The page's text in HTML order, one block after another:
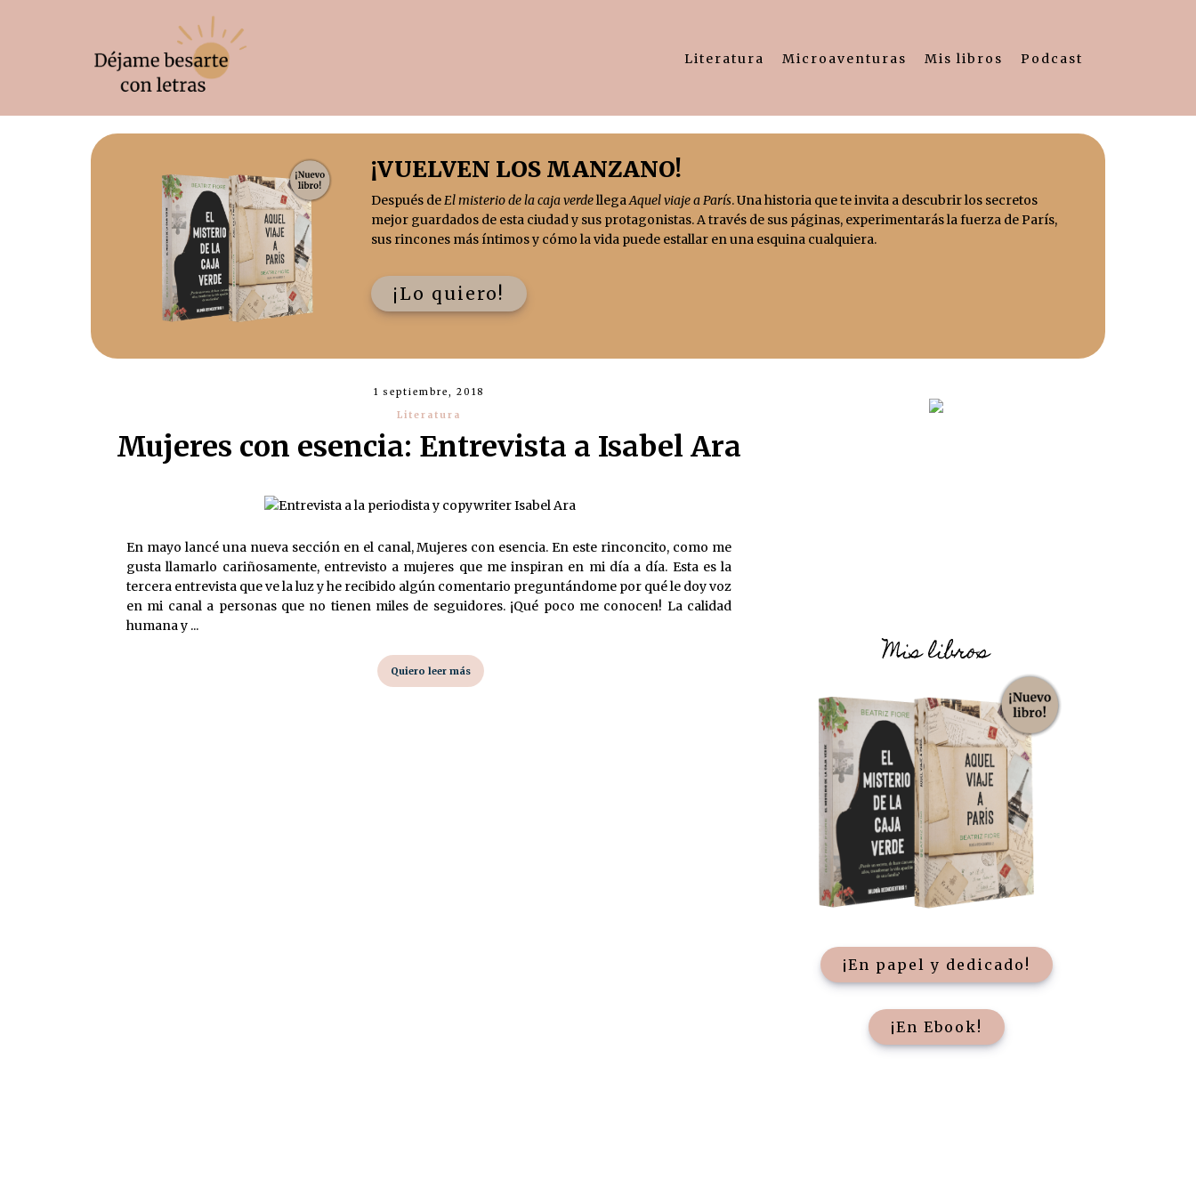
Literatura Microaventuras Mis libros Podcast
¡VUELVEN LOS MANZANO!
Después deEl misterio de la caja verdellegaAquel viaje a París. Una historia que te invita a descubrir los secretos
mejor guardados de esta ciudad y sus protagonistas. A través de sus páginas, experimentarás la fuerza de París,
sus rincones más íntimos y cómo la vida puede estallar en una esquina cualquiera.
¡Lo quiero!
1 septiembre, 2018
Literatura
Mujeres con esencia: Entrevista a Isabel Ara
En mayo lancé una nueva sección en el canal, Mujeres con esencia. En este rinconcito, como me
gusta llamarlo cariñosamente, entrevisto a mujeres que me inspiran en mi día a día. Esta es la
tercera entrevista que ve la luz y he recibido algún comentario preguntándome por qué le doy voz
en mi canal a personas que no tienen miles de seguidores. ¡Qué poco me conocen! La calidad
humana y ...
Quiero leer más Mis libros
¡En papel y dedicado!
¡En Ebook!